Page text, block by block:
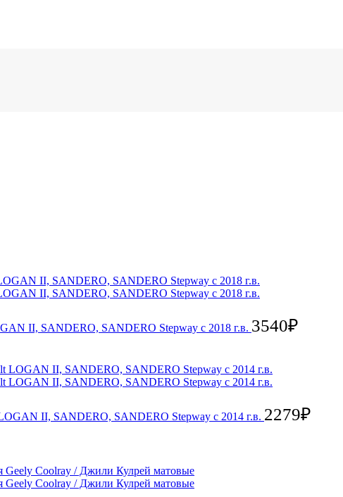
II, SANDERO, SANDERO Stepway c 2018 г.в. 3540₽
II, SANDERO, SANDERO Stepway с 2014 г.в. 2279₽